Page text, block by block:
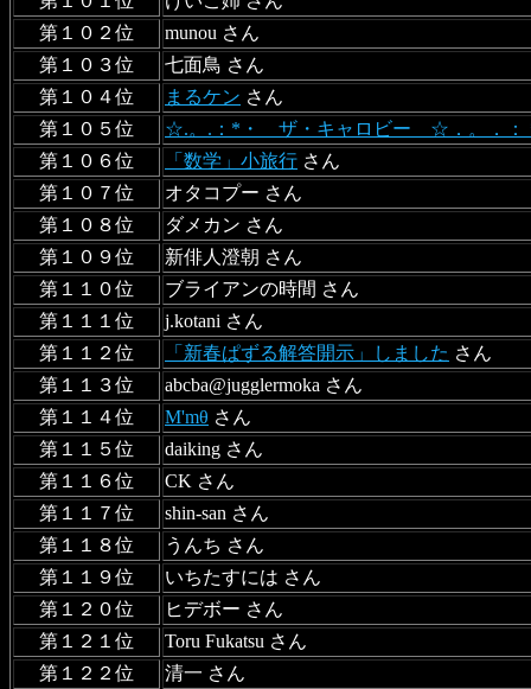
第１０２位
munou さん
第１０３位
七面鳥 さん
第１０４位
まるケン さん
第１０５位
☆.。.：*・ ザ・キャロビー ☆．。．：
第１０６位
「数学」小旅行 さん
第１０７位
オタコプー さん
第１０８位
ダメカン さん
第１０９位
新俳人澄朝 さん
第１１０位
ブライアンの時間 さん
第１１１位
j.kotani さん
第１１２位
「新春ぱずる解答開示」しました さん
第１１３位
abcba@jugglermoka さん
第１１４位
M'mθ さん
第１１５位
daiking さん
第１１６位
CK さん
第１１７位
shin-san さん
第１１８位
うんち さん
第１１９位
いちたすには さん
第１２０位
ヒデボー さん
第１２１位
Toru Fukatsu さん
第１２２位
清一 さん